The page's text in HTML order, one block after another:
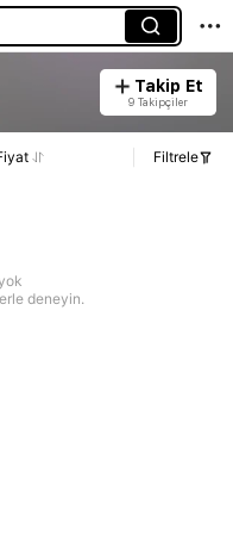
Takip Et
9 Takipçiler
Filtrele
deneyin.